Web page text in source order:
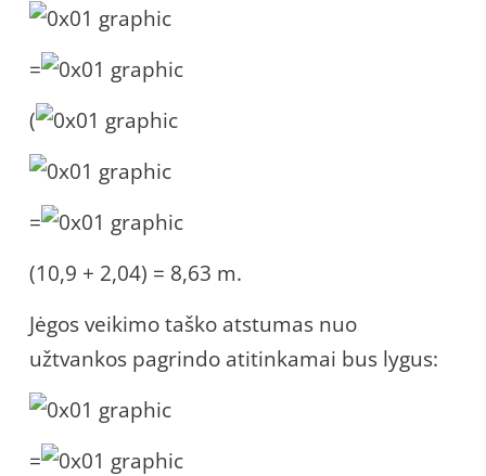
=
(
=
(10,9 + 2,04) = 8,63 m.
Jėgos veikimo taško atstumas nuo
užtvankos pagrindo atitinkamai bus lygus:
=